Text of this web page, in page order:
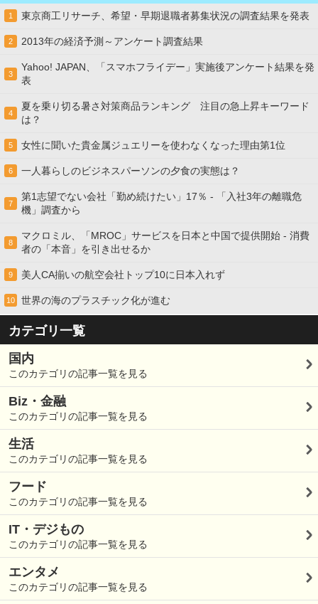
1 東京商工リサーチ、希望・早期退職者募集状況の調査結果を発表
2 2013年の経済予測～アンケート調査結果
3
Yahoo! JAPAN、「スマホフライデー」実施後アンケート結果を発
表
4
夏を乗り切る暑さ対策商品ランキング 注目の急上昇キーワード
は？
5 女性に聞いた貴金属ジュエリーを使わなくなった理由第1位
6 一人暮らしのビジネスパーソンの夕食の実態は？
7
第1志望でない会社「勤め続けたい」17％ - 「入社3年の離職危
機」調査から
8
マクロミル、「MROC」サービスを日本と中国で提供開始 - 消費
者の「本音」を引き出せるか
9 美人CA揃いの航空会社トップ10に日本入れず
10 世界の海のプラスチック化が進む
カテゴリ一覧
国内
このカテゴリの記事一覧を見る
Biz・金融
このカテゴリの記事一覧を見る
生活
このカテゴリの記事一覧を見る
フード
このカテゴリの記事一覧を見る
IT・デジもの
このカテゴリの記事一覧を見る
エンタメ
このカテゴリの記事一覧を見る